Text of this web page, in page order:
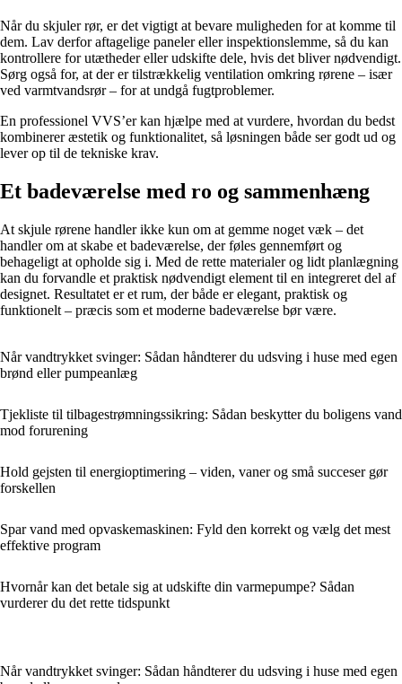
Når du skjuler rør, er det vigtigt at bevare muligheden for at komme til
dem. Lav derfor aftagelige paneler eller inspektionslemme, så du kan
kontrollere for utætheder eller udskifte dele, hvis det bliver nødvendigt.
Sørg også for, at der er tilstrækkelig ventilation omkring rørene – især
ved varmtvandsrør – for at undgå fugtproblemer.
En professionel VVS’er kan hjælpe med at vurdere, hvordan du bedst
kombinerer æstetik og funktionalitet, så løsningen både ser godt ud og
lever op til de tekniske krav.
Et badeværelse med ro og sammenhæng
At skjule rørene handler ikke kun om at gemme noget væk – det
handler om at skabe et badeværelse, der føles gennemført og
behageligt at opholde sig i. Med de rette materialer og lidt planlægning
kan du forvandle et praktisk nødvendigt element til en integreret del af
designet. Resultatet er et rum, der både er elegant, praktisk og
funktionelt – præcis som et moderne badeværelse bør være.
Når vandtrykket svinger: Sådan håndterer du udsving i huse med egen
brønd eller pumpeanlæg
Tjekliste til tilbagestrømningssikring: Sådan beskytter du boligens vand
mod forurening
Hold gejsten til energioptimering – viden, vaner og små succeser gør
forskellen
Spar vand med opvaskemaskinen: Fyld den korrekt og vælg det mest
effektive program
Hvornår kan det betale sig at udskifte din varmepumpe? Sådan
vurderer du det rette tidspunkt
Når vandtrykket svinger: Sådan håndterer du udsving i huse med egen